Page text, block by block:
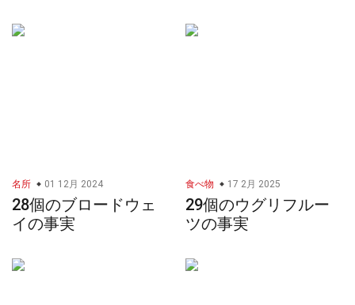
名所 01 12月 2024
28個のブロードウェ
イの事実
食べ物 17 2月 2025
29個のウグリフルー
ツの事実